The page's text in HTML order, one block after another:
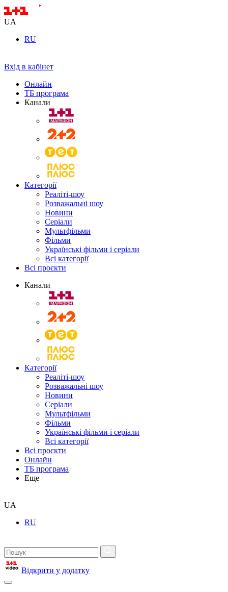
UA
RU
Вхід в кабінет
Онлайн
ТБ програма
Канали
Категорії
Реаліті-шоу
Розважальні шоу
Новини
Серіали
Мультфільми
Фільми
Українські фільми і серіали
Всі категорії
Всі проєкти
Канали
Категорії
Реаліті-шоу
Розважальні шоу
Новини
Серіали
Мультфільми
Фільми
Українські фільми і серіали
Всі категорії
Всі проєкти
Онлайн
ТБ програма
Еще
UA
RU
Відкрити у додатку